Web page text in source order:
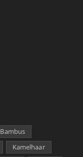
Bambus
Kamelhaar